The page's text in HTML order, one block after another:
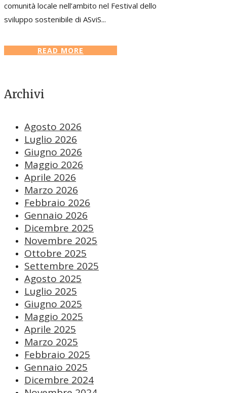
comunità locale nell’ambito nel Festival dello
sviluppo sostenibile di ASviS...
READ MORE
Archivi
Agosto 2026
Luglio 2026
Giugno 2026
Maggio 2026
Aprile 2026
Marzo 2026
Febbraio 2026
Gennaio 2026
Dicembre 2025
Novembre 2025
Ottobre 2025
Settembre 2025
Agosto 2025
Luglio 2025
Giugno 2025
Maggio 2025
Aprile 2025
Marzo 2025
Febbraio 2025
Gennaio 2025
Dicembre 2024